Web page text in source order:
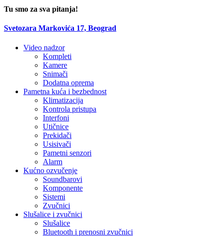
Tu smo za sva pitanja!
Svetozara Markovića 17, Beograd
Video nadzor
Kompleti
Kamere
Snimači
Dodatna oprema
Pametna kuća i bezbednost
Klimatizacija
Kontrola pristupa
Interfoni
Utičnice
Prekidači
Usisivači
Pametni senzori
Alarm
Kućno ozvučenje
Soundbarovi
Komponente
Sistemi
Zvučnici
Slušalice i zvučnici
Slušalice
Bluetooth i prenosni zvučnici